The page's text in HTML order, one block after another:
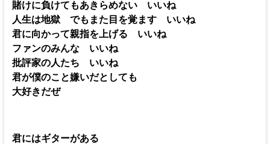
賭けに負けてもあきらめない いいね
人生は地獄 でもまた目を覚ます いいね
君に向かって親指を上げる いいね
ファンのみんな いいね
批評家の人たち いいね
君が僕のこと嫌いだとしても
大好きだぜ
君にはギターがある